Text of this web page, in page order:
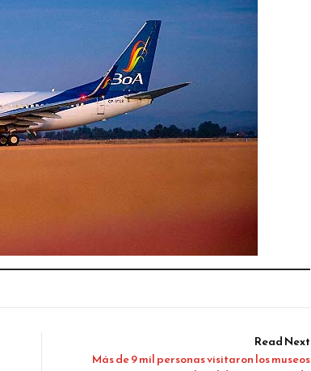
Read Next
Más de 9 mil personas visitaron los museos